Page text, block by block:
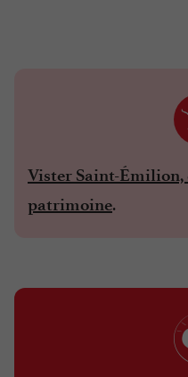
Vister Saint-
patrimoine.